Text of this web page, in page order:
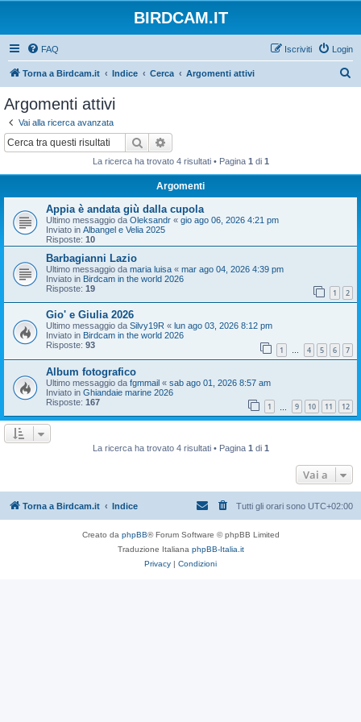
BIRDCAM.IT
FAQ Login
Iscriviti
Torna a Birdcam.it Indice Cerca Argomenti attivi
Argomenti attivi
Vai alla ricerca avanzata
Cerca
La ricerca ha trovato 4 risultati • Pagina 1 di 1
Argomenti
Appia è andata giù dalla cupola
Ultimo messaggio da Oleksandr « gio ago 06, 2026 4:21 pm
Inviato in Albangel e Velia 2025
Risposte: 10
Barbagianni Lazio
Ultimo messaggio da maria luisa « mar ago 04, 2026 4:39 pm
Inviato in Birdcam in the world 2026
Risposte: 19 1 2
Gio' e Giulia 2026
Ultimo messaggio da Silvy19R « lun ago 03, 2026 8:12 pm
Inviato in Birdcam in the world 2026
Risposte: 93 1 … 4 5 6 7
Album fotografico
Ultimo messaggio da fgmmail « sab ago 01, 2026 8:57 am
Inviato in Ghiandaie marine 2026
Risposte: 167 1 9 10 11 12
La ricerca ha trovato 4 risultati • Pagina 1di 1
Vai a
Torna a Birdcam.it Indice Tutti gli orari sono UTC+02:00
Creato da phpBB® Forum Software © phpBB Limited
Traduzione Italiana phpBB-Italia.it
Privacy
Condizioni